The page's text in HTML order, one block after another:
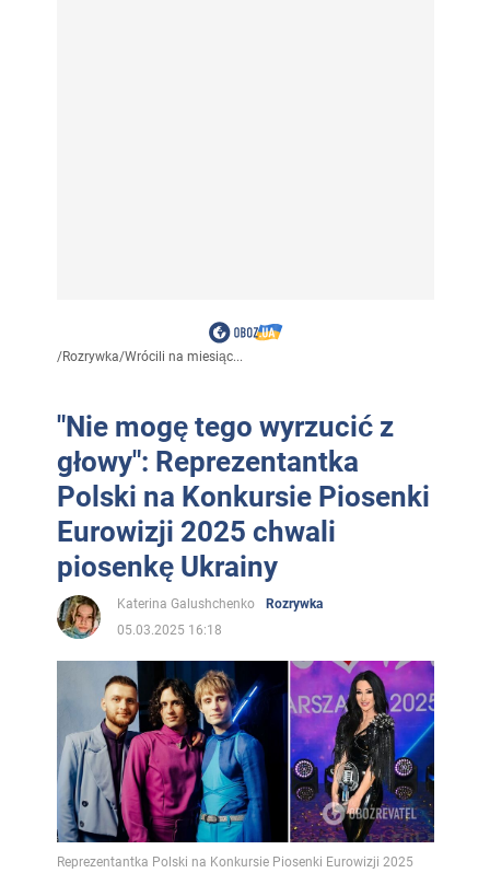
/Rozrywka/Wrócili na miesiąc...
"Nie mogę tego wyrzucić z
głowy": Reprezentantka
Polski na Konkursie Piosenki
Eurowizji 2025 chwali
piosenkę Ukrainy
Katerina Galushchenko
Rozrywka
05.03.2025 16:18
Reprezentantka Polski na Konkursie Piosenki Eurowizji 2025